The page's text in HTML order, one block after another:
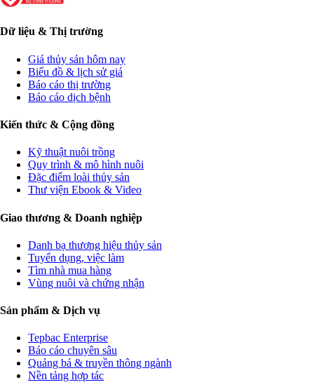
Dữ liệu & Thị trường
Giá thủy sản hôm nay
Biểu đồ & lịch sử giá
Báo cáo thị trường
Báo cáo dịch bệnh
Kiến thức & Cộng đồng
Kỹ thuật nuôi trồng
Quy trình & mô hình nuôi
Đặc điểm loài thủy sản
Thư viện Ebook & Video
Giao thương & Doanh nghiệp
Danh bạ thương hiệu thủy sản
Tuyển dụng, việc làm
Tìm nhà mua hàng
Vùng nuôi và chứng nhận
Sản phẩm & Dịch vụ
Tepbac Enterprise
Báo cáo chuyên sâu
Quảng bá & truyền thông ngành
Nền tảng hợp tác